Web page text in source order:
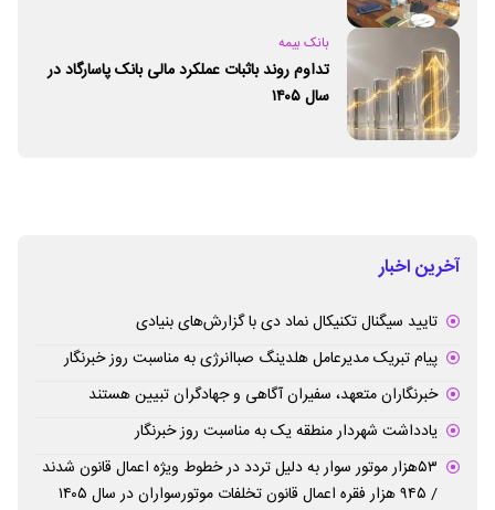
بانک بیمه
تداوم روند باثبات عملکرد مالی بانک پاسارگاد در
سال ۱۴۰۵
آخرین اخبار
تایید سیگنال تکنیکال نماد دی با گزارش‌های بنیادی
پیام تبریک مدیرعامل هلدینگ صباانرژی به مناسبت روز خبرنگار
خبرنگاران متعهد، سفیران آگاهی و جهادگران تبیین هستند
یادداشت شهردار منطقه یک به مناسبت روز خبرنگار
۵۳هزار موتور سوار به دلیل تردد در خطوط ویژه اعمال قانون شدند
/ ۹۴۵ هزار فقره اعمال قانون تخلفات موتورسواران در سال ۱۴۰۵